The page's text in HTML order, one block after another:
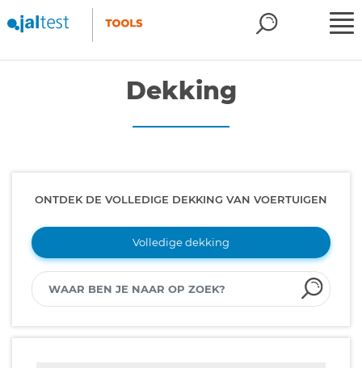
Dekking
ONTDEK DE VOLLEDIGE DEKKING VAN VOERTUIGEN
Volledige dekking